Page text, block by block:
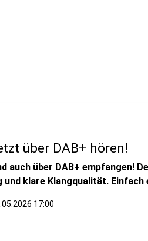
über DAB+ hören!
auch über DAB+ empfangen!
klare Klangqualität. Einfach
17:00